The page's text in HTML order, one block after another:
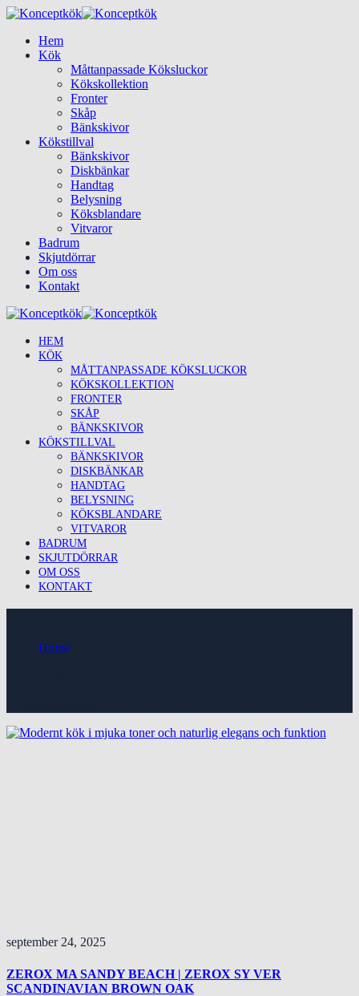
Hem
Kök
Måttanpassade Köksluckor
Kökskollektion
Fronter
Skåp
Bänkskivor
Kökstillval
Bänkskivor
Diskbänkar
Handtag
Belysning
Köksblandare
Vitvaror
Badrum
Skjutdörrar
Om oss
Kontakt
HEM
KÖK
MÅTTANPASSADE KÖKSLUCKOR
KÖKSKOLLEKTION
FRONTER
SKÅP
BÄNKSKIVOR
KÖKSTILLVAL
BÄNKSKIVOR
DISKBÄNKAR
HANDTAG
BELYSNING
KÖKSBLANDARE
VITVAROR
BADRUM
SKJUTDÖRRAR
OM OSS
KONTAKT
Home
september 24, 2025
ZEROX MA SANDY BEACH | ZEROX SY VER
SCANDINAVIAN BROWN OAK